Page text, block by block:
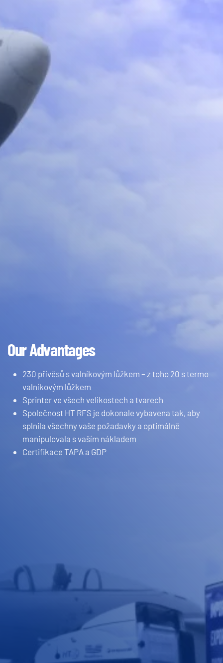
Our Advantages
230 přívěsů s valníkovým lůžkem – z toho 20 s termo
valníkovým lůžkem
Sprinter ve všech velikostech a tvarech
Společnost HT RFS je dokonale vybavena tak, aby
splnila všechny vaše požadavky a optimálně
manipulovala s vaším nákladem
Certifikace TAPA a GDP